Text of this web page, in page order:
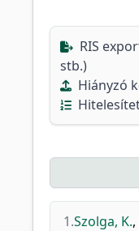
RIS
stb.)
Hiányzó
1.Szolga, K.,